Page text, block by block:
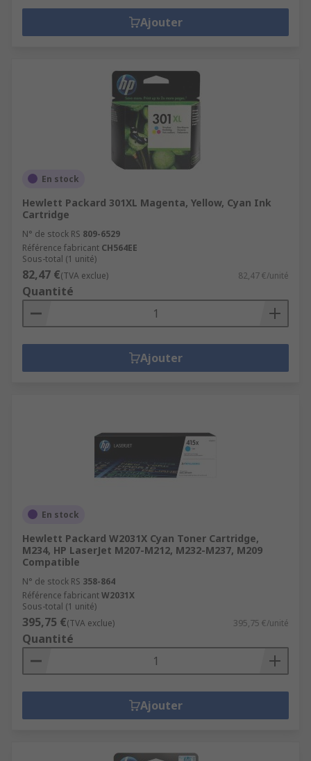
Ajouter
En stock
Hewlett Packard 301XL Magenta, Yellow, Cyan Ink
Cartridge
N° de stock RS 809-6529
Référence fabricant CH564EE
Sous-total (1 unité)
82,47 €(TVA exclue) 82,47 €/unité
Quantité
Ajouter
En stock
Hewlett Packard W2031X Cyan Toner Cartridge,
M234, HP LaserJet M207-M212, M232-M237, M209
Compatible
N° de stock RS 358-864
Référence fabricantW2031X
Sous-total (1 unité)
395,75 €(TVA exclue) 395,75 €/unité
Quantité
Ajouter